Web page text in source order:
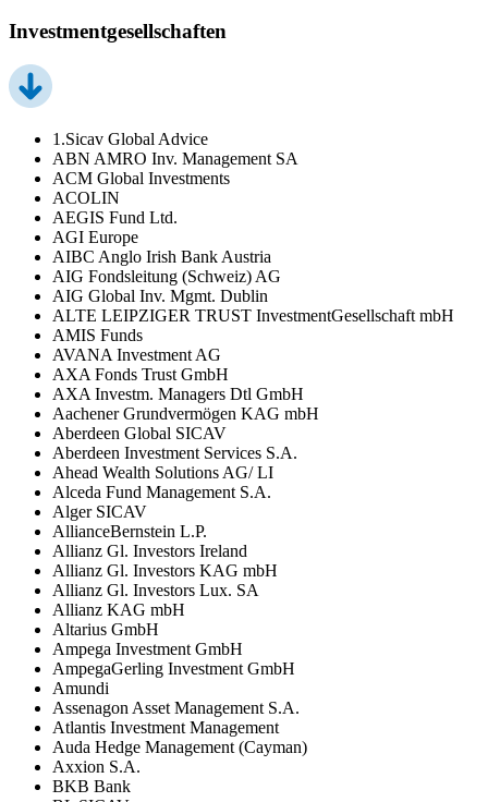
Investmentgesellschaften
1.Sicav Global Advice
ABN AMRO Inv. Management SA
ACM Global Investments
ACOLIN
AEGIS Fund Ltd.
AGI Europe
AIBC Anglo Irish Bank Austria
AIG Fondsleitung (Schweiz) AG
AIG Global Inv. Mgmt. Dublin
ALTE LEIPZIGER TRUST InvestmentGesellschaft mbH
AMIS Funds
AVANA Investment AG
AXA Fonds Trust GmbH
AXA Investm. Managers Dtl GmbH
Aachener Grundvermögen KAG mbH
Aberdeen Global SICAV
Aberdeen Investment Services S.A.
Ahead Wealth Solutions AG/ LI
Alceda Fund Management S.A.
Alger SICAV
AllianceBernstein L.P.
Allianz Gl. Investors Ireland
Allianz Gl. Investors KAG mbH
Allianz Gl. Investors Lux. SA
Allianz KAG mbH
Altarius GmbH
Ampega Investment GmbH
AmpegaGerling Investment GmbH
Amundi
Assenagon Asset Management S.A.
Atlantis Investment Management
Auda Hedge Management (Cayman)
Axxion S.A.
BKB Bank